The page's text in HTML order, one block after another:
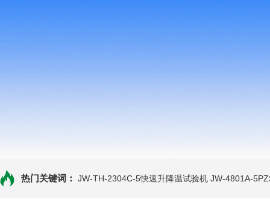
热门关键词： JW-TH-2304C-5快速升降温试验机 JW-4801A-